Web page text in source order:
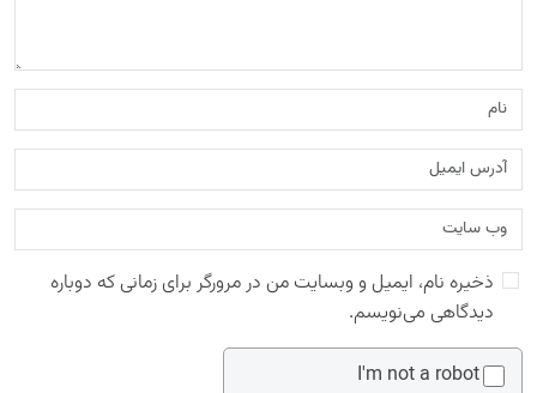
ذخیره نام، ایمیل و وبسایت من در مرورگر برای زمانی که دوباره
دیدگاهی می‌نویسم.
I'm not a robot